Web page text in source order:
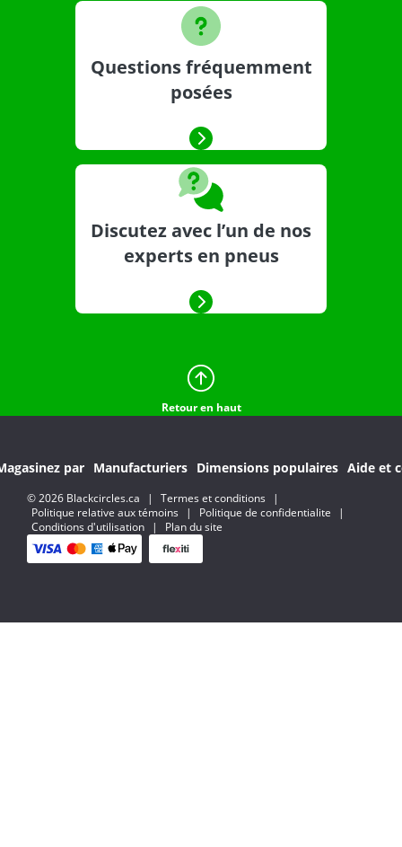
Questions fréquemment
posées
Discutez avec l’un de nos
experts en pneus
Retour en haut
par Manufacturiers Dimensions populaires Aide et
© 2026 Blackcircles.ca | Termes et conditions
|
Politique relative aux témoins
| Politique de confidentialite
|
Conditions d'utilisation
| Plan du site